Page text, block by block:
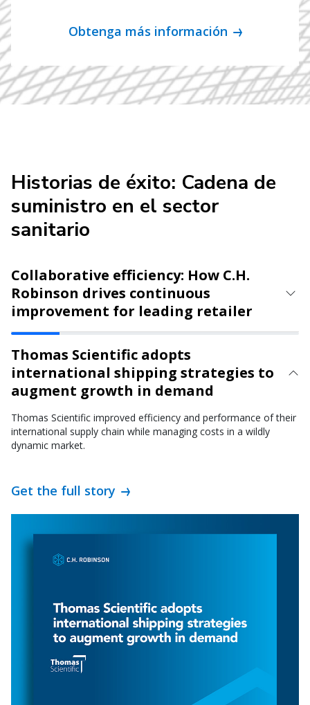
Obtenga más información
Historias de éxito: Cadena de
suministro en el sector
sanitario
Collaborative efficiency: How C.H.
Robinson drives continuous
improvement for leading retailer
Thomas Scientific adopts
international shipping strategies to
augment growth in demand
Thomas Scientific improved efficiency and performance of their
international supply chain while managing costs in a wildly
dynamic market.
Get the full story